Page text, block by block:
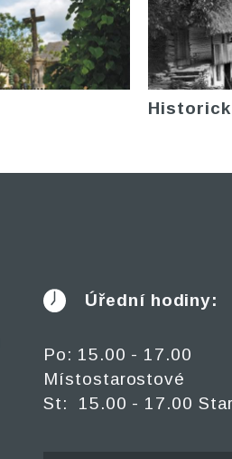
Úřední hodiny:
Po: 15.00 - 17.00
Místostarostové
St: 15.00 - 17.00